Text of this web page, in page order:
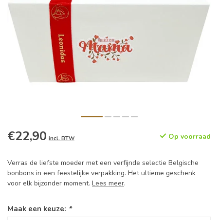
€22,90 incl. BTW Op voorraad
Verras de liefste moeder met een verfijnde selectie Belgische
bonbons in een feestelijke verpakking. Het ultieme geschenk
voor elk bijzonder moment. Lees meer.
Maak een keuze: *